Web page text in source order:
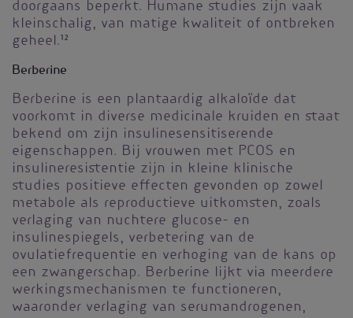
doorgaans beperkt. Humane studies zijn vaak
kleinschalig, van matige kwaliteit of ontbreken
geheel.12
Berberine
Berberine is een plantaardig alkaloïde dat
voorkomt in diverse medicinale kruiden en staat
bekend om zijn insulinesensitiserende
eigenschappen. Bij vrouwen met PCOS en
insulineresistentie zijn in kleine klinische
studies positieve effecten gevonden op zowel
metabole als reproductieve uitkomsten, zoals
verlaging van nuchtere glucose- en
insulinespiegels, verbetering van de
ovulatiefrequentie en verhoging van de kans op
een zwangerschap. Berberine lijkt via meerdere
werkingsmechanismen te functioneren,
waaronder verlaging van serumandrogenen,